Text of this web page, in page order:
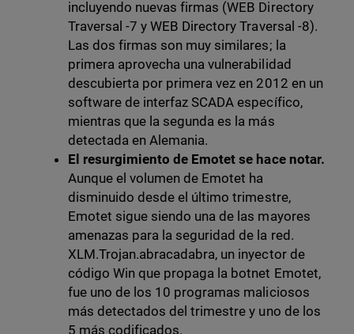
incluyendo nuevas firmas (WEB Directory
Traversal -7 y WEB Directory Traversal -8).
Las dos firmas son muy similares; la
primera aprovecha una vulnerabilidad
descubierta por primera vez en 2012 en un
software de interfaz SCADA específico,
mientras que la segunda es la más
detectada en Alemania.
El resurgimiento de Emotet se hace notar.
Aunque el volumen de Emotet ha
disminuido desde el último trimestre,
Emotet sigue siendo una de las mayores
amenazas para la seguridad de la red.
XLM.Trojan.abracadabra, un inyector de
código Win que propaga la botnet Emotet,
fue uno de los 10 programas maliciosos
más detectados del trimestre y uno de los
5 más codificados.